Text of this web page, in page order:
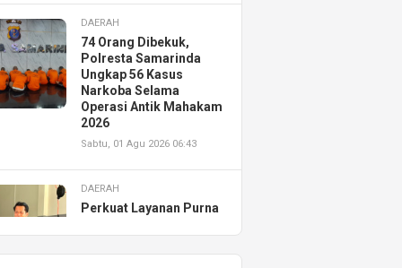
DAERAH
74 Orang Dibekuk,
Polresta Samarinda
Ungkap 56 Kasus
Narkoba Selama
Operasi Antik Mahakam
2026
Sabtu, 01 Agu 2026 06:43
DAERAH
Perkuat Layanan Purna
Resmikan AHASS